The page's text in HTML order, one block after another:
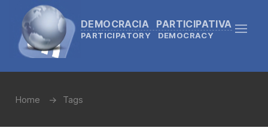
DEMOCRACIA PARTICIPATIVA
PARTICIPATORY DEMOCRACY
Home Tags